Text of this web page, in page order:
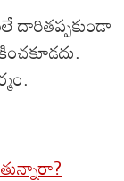
దారితప్పకుండా